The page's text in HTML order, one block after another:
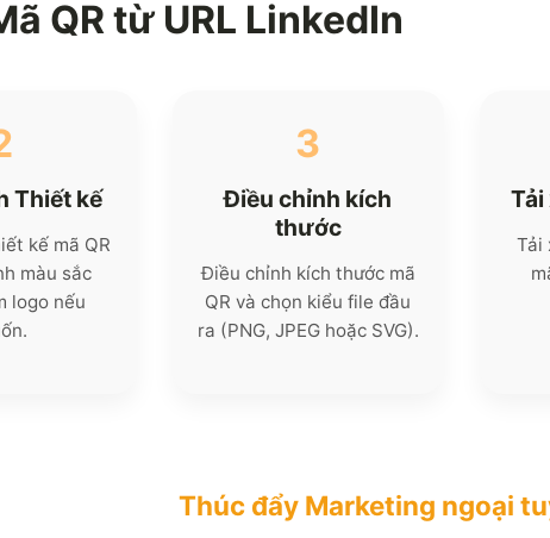
QR từ URL LinkedIn
Thiết kế
kế mã QR
màu sắc
logo nếu
3
Điều chỉnh kích
thước
Điều chỉnh kích thước mã
QR và chọn kiểu file đầu
ra (PNG, JPEG hoặc SVG).
Tải
Tải
Thúc đẩy Marketing ngoại